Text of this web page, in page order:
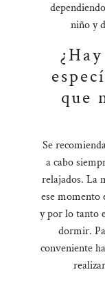
niño y
que
Se
a cabo
relajados. La
ese momento
y por lo tanto
dormir.
conveniente